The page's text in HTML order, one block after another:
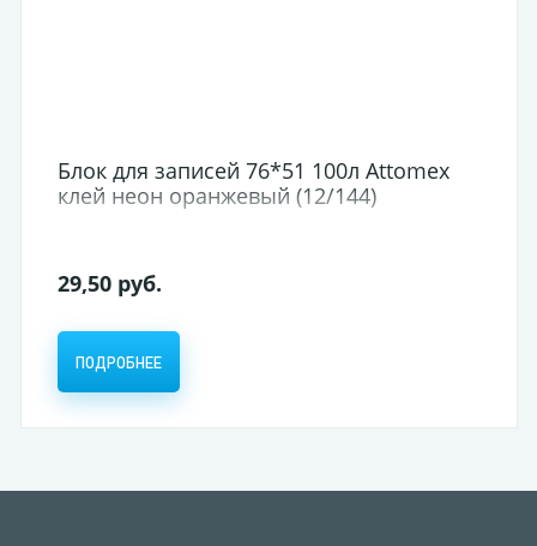
Блок для записей 76*51 100л Attomex
клей неон оранжевый (12/144)
29,50 руб.
ПОДРОБНЕЕ